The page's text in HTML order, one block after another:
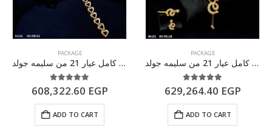
PACKAGE
طقم ذهب كامل عيار 21 من سليمه جولد
5.00out of 5
608,322.60 EGP
ADD TO CART
PACKAGE
طقم ذهب كامل عيار 21 من سليمه جولد
5.00out of 5
629,264.40 EGP
ADD TO CART